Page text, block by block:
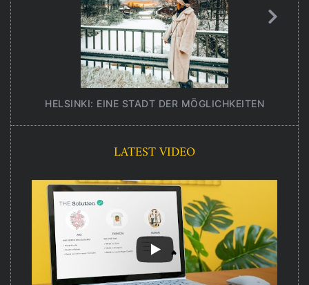
HELSINKI: EINE STADT DER MÖGLICHKEITEN
LATEST VIDEO